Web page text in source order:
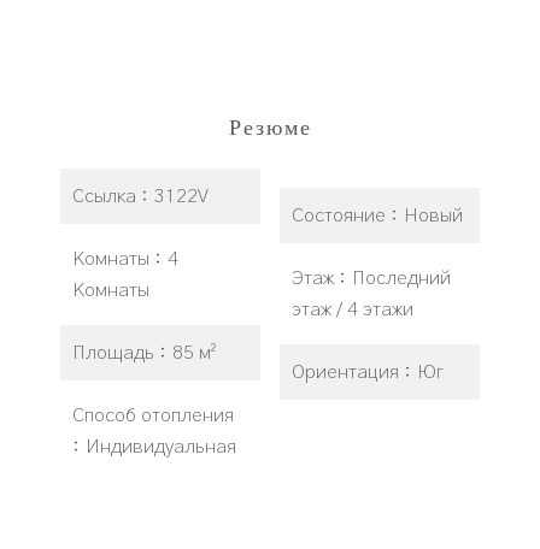
Резюме
Ссылка 3122V
Комнаты
4
Комнаты
Площадь 85 м²
Способ отопления
Индивидуальная
Состояние Новый
Этаж
Последний
этаж / 4 этажи
Ориентация Юг